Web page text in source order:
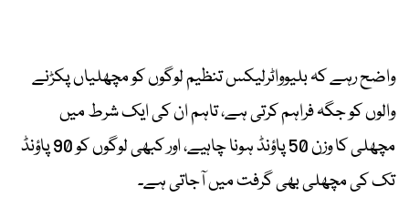
واضح رہے کہ بلیوواٹرلیکس تنظیم لوگوں کو مچھلیاں پکڑنے
والوں کو جگہ فراہم کرتی ہے، تاہم ان کی ایک شرط میں
مچھلی کا وزن 50 پاؤنڈ ہونا چاہیے، اور کبھی لوگوں کو 90 پاؤنڈ
تک کی مچھلی بھی گرفت میں آجاتی ہے۔